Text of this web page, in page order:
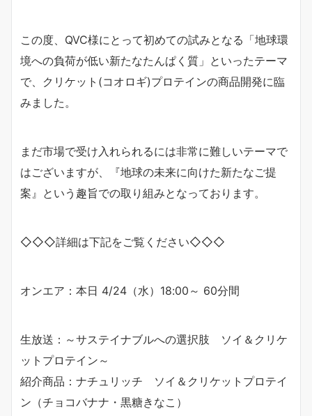
この度、QVC様にとって初めての試みとなる「地球環
境への負荷が低い新たなたんぱく質」といったテーマ
で、クリケット(コオロギ)プロテインの商品開発に臨
みました。
まだ市場で受け入れられるには非常に難しいテーマで
はございますが、『地球の未来に向けた新たなご提
案』という趣旨での取り組みとなっております。
◇◇◇詳細は下記をご覧ください◇◇◇
オンエア：本日 4/24（水）18:00～ 60分間
生放送：～サステイナブルへの選択肢 ソイ＆クリケ
ットプロテイン～
紹介商品：ナチュリッチ ソイ＆クリケットプロテイ
ン（チョコバナナ・黒糖きなこ）